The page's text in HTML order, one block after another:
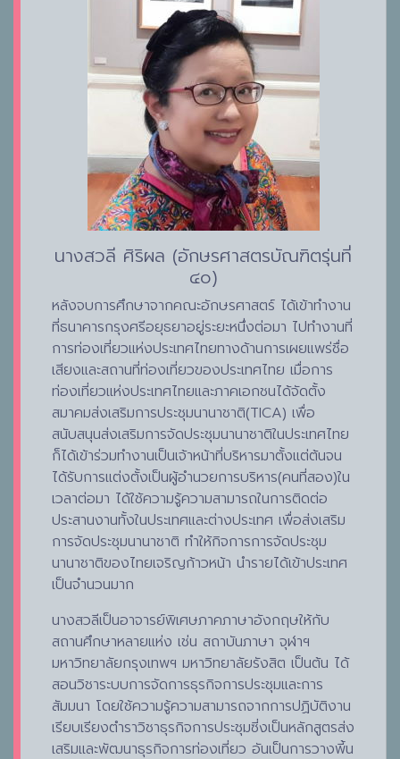
นางสวลี ศิริผล (อักษรศาสตรบัณฑิตรุ่นที่
๔๐)
หลังจบการศึกษาจากคณะอักษรศาสตร์ ได้เข้าทำงาน
ที่ธนาคารกรุงศรีอยุธยาอยู่ระยะหนึ่งต่อมา ไปทำงานที่
การท่องเที่ยวแห่งประเทศไทยทางด้านการเผยแพร่ชื่อ
เสียงและสถานที่ท่องเที่ยวของประเทศไทย เมื่อการ
ท่องเที่ยวแห่งประเทศไทยและภาคเอกชนได้จัดตั้ง
สมาคมส่งเสริมการประชุมนานาชาติ(TICA) เพื่อ
สนับสนุนส่งเสริมการจัดประชุมนานาชาติในประเทศไทย
ก็ได้เข้าร่วมทำงานเป็นเจ้าหน้าที่บริหารมาตั้งแต่ต้นจน
ได้รับการแต่งตั้งเป็นผู้อำนวยการบริหาร(คนที่สอง)ใน
เวลาต่อมา ได้ใช้ความรู้ความสามารถในการติดต่อ
ประสานงานทั้งในประเทศและต่างประเทศ เพื่อส่งเสริม
การจัดประชุมนานาชาติ ทำให้กิจการการจัดประชุม
นานาชาติของไทยเจริญก้าวหน้า นำรายได้เข้าประเทศ
เป็นจำนวนมาก
นางสวลีเป็นอาจารย์พิเศษภาคภาษาอังกฤษให้กับ
สถานศึกษาหลายแห่ง เช่น สถาบันภาษา จุฬาฯ
มหาวิทยาลัยกรุงเทพฯ มหาวิทยาลัยรังสิต เป็นต้น ได้
สอนวิชาระบบการจัดการธุรกิจการประชุมและการ
สัมมนา โดยใช้ความรู้ความสามารถจากการปฏิบัติงาน
เรียบเรียงตำราวิชาธุรกิจการประชุมซี่งเป็นหลักสูตรส่ง
เสริมและพัฒนาธุรกิจการท่องเที่ยว อันเป็นการวางพี้น